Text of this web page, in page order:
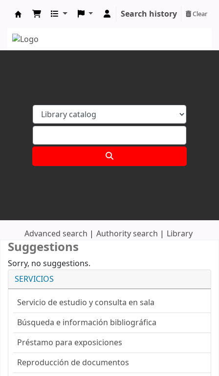
Search history Clear
Advanced search Authority search Library
SERVICIOS
Servicio de estudio y consulta en sala
Búsqueda e información bibliográfica
Préstamo para exposiciones
Reproducción de documentos
Suggestions
Sorry, no suggestions.